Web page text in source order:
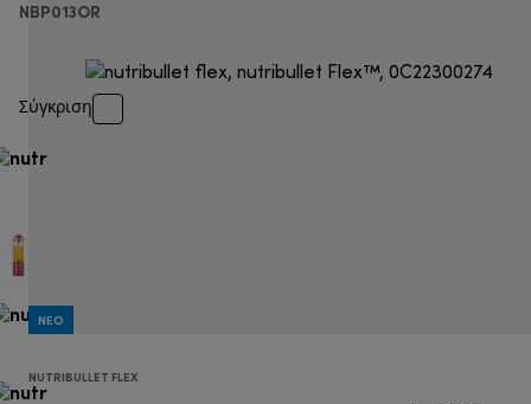
NBP013OR
Σύγκριση
NEO
NUTRIBULLET FLEX